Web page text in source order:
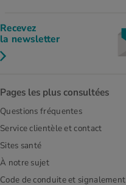
Recevez
la newsletter
Pages les plus consultées
Questions fréquentes
Service clientèle et contact
Sites santé
À notre sujet
Code de conduite et signalement